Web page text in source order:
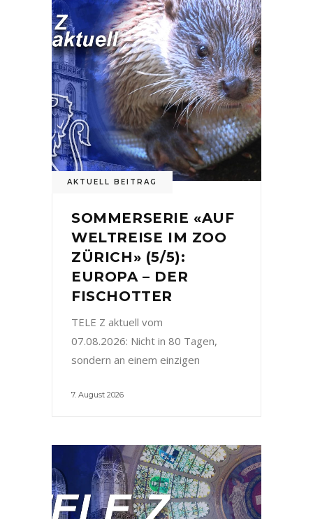
AKTUELL BEITRAG
SOMMERSERIE «AUF
WELTREISE IM ZOO
ZÜRICH» (5/5):
EUROPA – DER
FISCHOTTER
TELE Z aktuell vom
07.08.2026: Nicht in 80 Tagen,
sondern an einem einzigen
7. August 2026